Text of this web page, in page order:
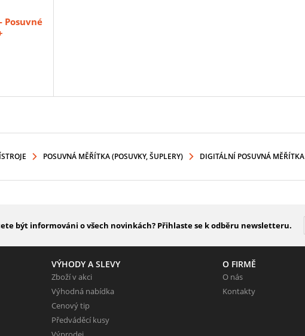
POSUVNÁ MĚŘÍTKA (POSUVKY, ŠUPLERY) DIGITÁLNÍ POSUVNÁ MĚŘÍTKA
být informováni o všech novinkách? Přihlaste se k odběru newsletteru.
VÝHODY A SLEVY
Zboží v akci
Výhodná nabídka
Cenový tip
Předváděcí kusy
O FIRMĚ
O nás
Kontakty